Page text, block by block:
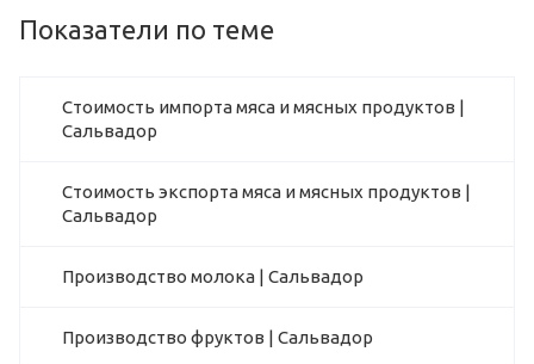
Показатели по теме
Стоимость импорта мяса и мясных продуктов |
Сальвадор
Стоимость экспорта мяса и мясных продуктов |
Сальвадор
Производство молока | Сальвадор
Производство фруктов | Сальвадор